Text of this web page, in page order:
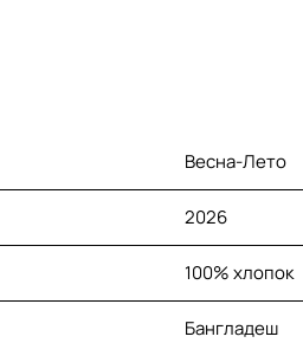
Весна-Лето
2026
100% хлопок
Бангладеш